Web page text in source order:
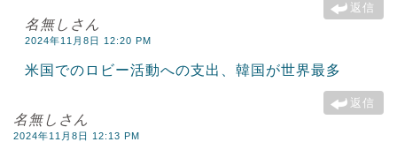
返信
名無しさん
2024年11月8日 12:20 PM
米国でのロビー活動への支出、韓国が世界最多
返信
名無しさん
2024年11月8日 12:13 PM